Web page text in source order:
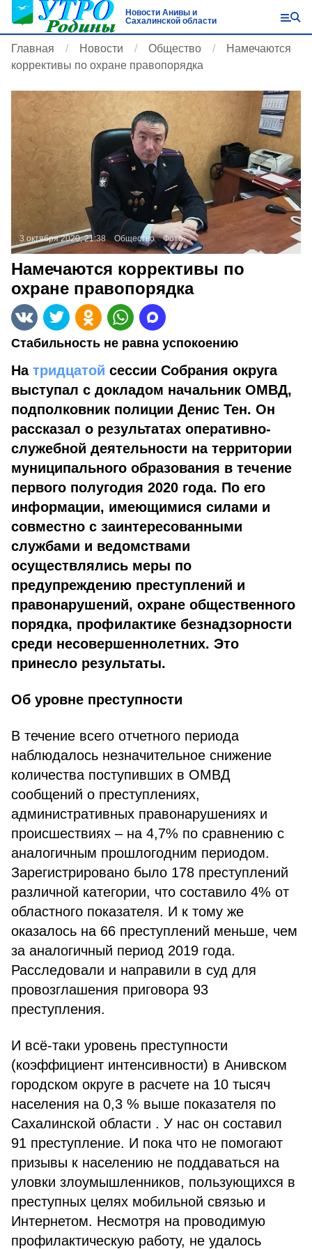
Новости Анивы и
Сахалинской области
Главная Новости Общество
Намечаются
коррективы по охране правопорядка
3 октября 2020, 21:38 Общество Фото:
Намечаются коррективы по
охране правопорядка
Стабильность не равна успокоению
На тридцатой сессии Собрания округа
выступал с докладом начальник ОМВД,
подполковник полиции Денис Тен. Он
рассказал о результатах оперативно-
служебной деятельности на территории
муниципального образования в течение
первого полугодия 2020 года. По его
информации, имеющимися силами и
совместно с заинтересованными
службами и ведомствами
осуществлялись меры по
предупреждению преступлений и
правонарушений, охране общественного
порядка, профилактике безнадзорности
среди несовершеннолетних. Это
принесло результаты.
Об уровне преступности
В течение всего отчетного периода
наблюдалось незначительное снижение
количества поступивших в ОМВД
сообщений о преступлениях,
административных правонарушениях и
происшествиях – на 4,7% по сравнению с
аналогичным прошлогодним периодом.
Зарегистрировано было 178 преступлений
различной категории, что составило 4% от
областного показателя. И к тому же
оказалось на 66 преступлений меньше, чем
за аналогичный период 2019 года.
Расследовали и направили в суд для
провозглашения приговора 93
преступления.
И всё-таки уровень преступности
(коэффициент интенсивности) в Анивском
городском округе в расчете на 10 тысяч
населения на 0,3 % выше показателя по
Сахалинской области . У нас он составил
91 преступление. И пока что не помогают
призывы к населению не поддаваться на
уловки злоумышленников, пользующихся в
преступных целях мобильной связью и
Интернетом. Несмотря на проводимую
профилактическую работу, не удалось